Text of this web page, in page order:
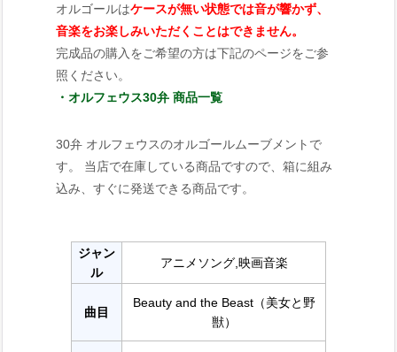
オルゴールはケースが無い状態では音が響かず、
音楽をお楽しみいただくことはできません。
完成品の購入をご希望の方は下記のページをご参
照ください。
・オルフェウス30弁 商品一覧
30弁 オルフェウスのオルゴールムーブメントで
す。 当店で在庫している商品ですので、箱に組み
込み、すぐに発送できる商品です。
ジャン
ル
アニメソング,映画音楽
曲目
Beauty and the Beast（美女と野
獣）